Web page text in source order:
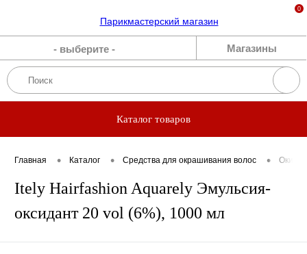
- выберите - Магазины
0
Бренды
Акции
О нас
Каталог товаров
Главная • Каталог • Средства для окрашивания волос •
Itely Hairfashion Aquarely Эмульсия-
оксидант 20 vol (6%), 1000 мл